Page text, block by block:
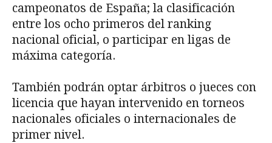
campeonatos de España; la clasificación
entre los ocho primeros del ranking
nacional oficial, o participar en ligas de
máxima categoría.
También podrán optar árbitros o jueces con
licencia que hayan intervenido en torneos
nacionales oficiales o internacionales de
primer nivel.